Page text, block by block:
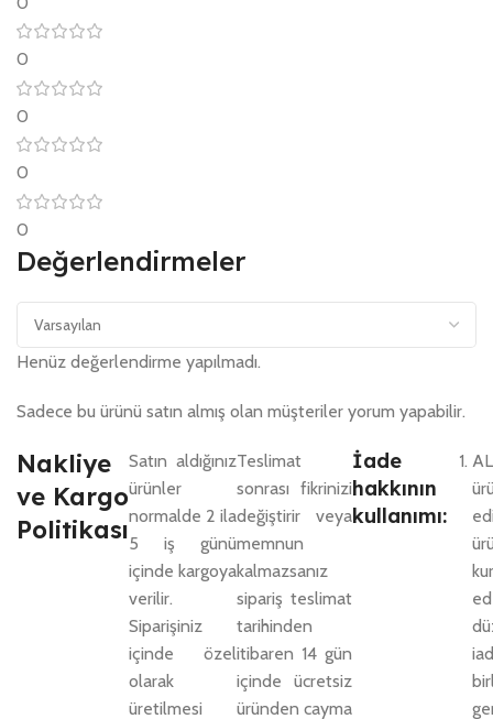
0
0
0
0
Değerlendirmeler
Henüz değerlendirme yapılmadı.
Sadece bu ürünü satın almış olan müşteriler yorum yapabilir.
Nakliye
ve Kargo
Politikası
Satın aldığınız
ürünler
normalde 2 ila
5 iş günü
içinde kargoya
verilir.
Siparişiniz
içinde özel
olarak
üretilmesi
Teslimat
sonrası fikrinizi
değiştirir veya
memnun
kalmazsanız
sipariş teslimat
tarihinden
itibaren 14 gün
içinde ücretsiz
üründen cayma
İade
hakkının
kullanımı: